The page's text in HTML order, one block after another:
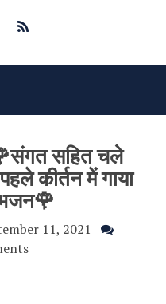
सहित चले
कीर्तन में गाया
11, 2021